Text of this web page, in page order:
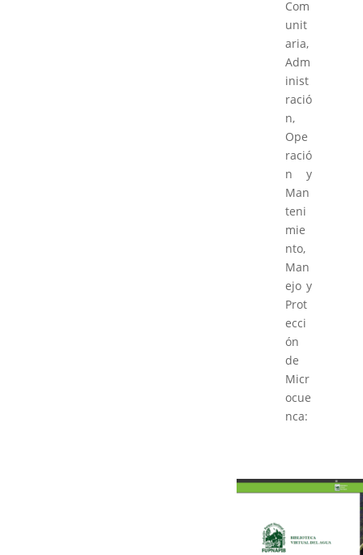
Com
unit
aria,
Adm
inist
ració
n,
Ope
ració
n y
Man
teni
mie
nto,
Man
ejo y
Prot
ecci
ón
de
Micr
ocue
nca: